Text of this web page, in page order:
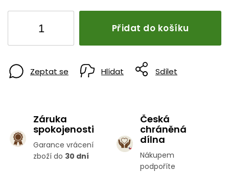
Přidat do košíku
Zeptat se Hlídat Sdílet
Záruka
spokojenosti
Garance vrácení
zboží do 30 dní
Česká
chráněná
dílna
Nákupem
podpoříte